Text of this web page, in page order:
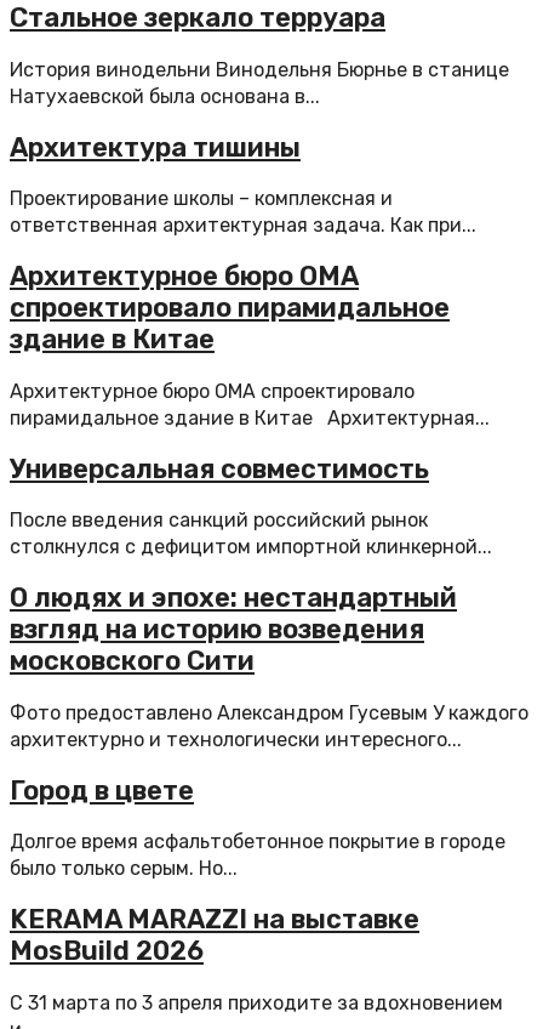
Стальное зеркало терруара
История винодельни Винодельня Бюрнье в станице
Натухаевской была основана в...
Архитектура тишины
Проектирование школы – комплексная и
ответственная архитектурная задача. Как при...
Архитектурное бюро OMA
спроектировало пирамидальное
здание в Китае
Архитектурное бюро OMA спроектировало
пирамидальное здание в Китае Архитектурная...
Универсальная совместимость
После введения санкций российский рынок
столкнулся с дефицитом импортной клинкерной...
О людях и эпохе: нестандартный
взгляд на историю возведения
московского Сити
Фото предоставлено Александром Гусевым У каждого
архитектурно и технологически интересного...
Город в цвете
Долгое время асфальтобетонное покрытие в городе
было только серым. Но...
KERAMA MARAZZI на выставке
MosBuild 2026
С 31 марта по 3 апреля приходите за вдохновением